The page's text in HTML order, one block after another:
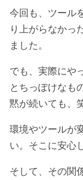
今回も、ツール
り上がらなかっ
ました。
でも、実際にや
とちっぽけなも
黙が続いても、
環境やツールが
い。そこに安心
そして、その関